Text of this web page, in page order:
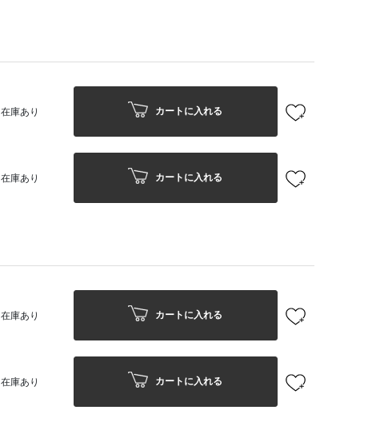
在庫あり カートに入れる
在庫あり カートに入れる
在庫あり カートに入れる
在庫あり カートに入れる